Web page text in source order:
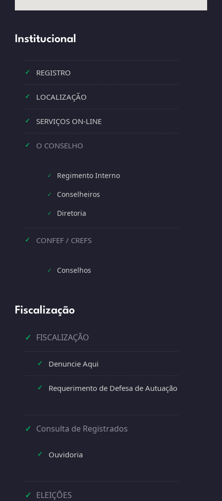
Institucional
✓ REGISTRO
✓ LOCALIZAÇÃO
✓ SERVIÇOS ON-LINE
✓ O CONSELHO
✓ Regimento Interno
✓ Conselheiros
✓ Diretoria
✓ CONFEF / CREFS
✓ Conselhos
Fiscalização
✓ FISCALIZAÇÃO
✓ Denuncie Aqui
✓ Requerimento de Defesa de Autuação
✓ Consulta de Registrados
✓ Ouvidoria
✓ ELEIÇÕES